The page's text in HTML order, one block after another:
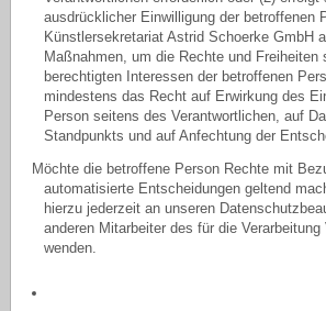
ausdrücklicher Einwilligung der betroffenen
Künstlersekretariat Astrid Schoerke GmbH
Maßnahmen, um die Rechte und Freiheiten
berechtigten Interessen der betroffenen
mindestens das Recht auf Erwirkung des
Person seitens des Verantwortlichen, auf
Standpunkts und auf Anfechtung der
Möchte die betroffene Person Rechte mit
automatisierte Entscheidungen geltend
hierzu jederzeit an unseren
anderen Mitarbeiter des für die Verarbeitung
wenden.